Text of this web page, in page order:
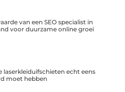
van een SEO specialist in
voor duurzame online groei
laserkleiduifschieten echt eens
moet hebben